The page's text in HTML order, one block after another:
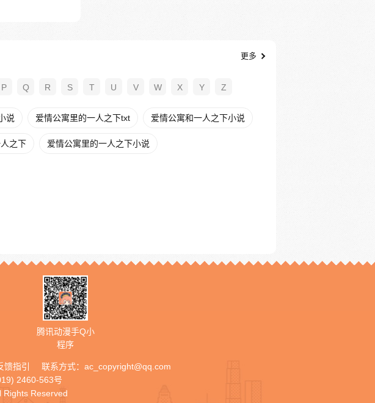
更多
P Q R S T U V W X Y Z
说 爱情公寓里的一人之下txt 爱情公寓和一人之下小说
之下 爱情公寓里的一人之下小说
腾讯动漫手Q小
程序
馈指引 联系方式： ac_copyright@qq.com
2460-563号
Rights Reserved